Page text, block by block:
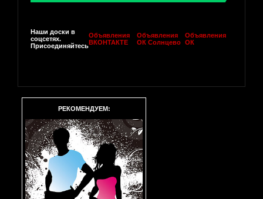
Наши доски в
соцсетях.
Присоединяйтесь
Объявления
ВКОНТАКТЕ
Объявления
ОК Солнцево
Объявления
ОК
РЕКОМЕНДУЕМ: